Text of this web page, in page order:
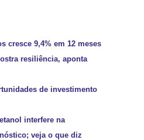
cresce 9,4% em 12 meses
resiliência, aponta
de investimento
interfere na
veja o que diz